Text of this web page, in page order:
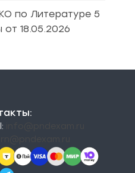
по Литературе 5
18.05.2026